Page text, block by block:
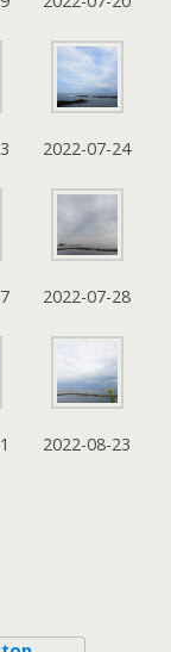
2022-07-24
2022-07-28
2022-08-23